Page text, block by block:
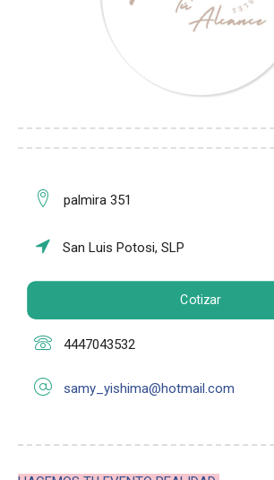
palmira 351
San Luis Potosi, SLP
Cotizar
4447043532
samy_yishima@hotmail.com